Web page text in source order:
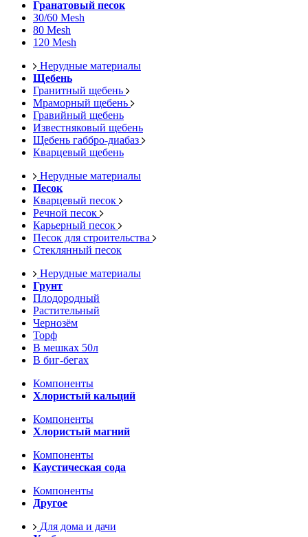
Гранатовый песок
30/60 Mesh
80 Mesh
120 Mesh
Нерудные материалы
Щебень
Гранитный щебень
Мраморный щебень
Гравийный щебень
Известняковый щебень
Щебень габбро-диабаз
Кварцевый щебень
Нерудные материалы
Песок
Кварцевый песок
Речной песок
Карьерный песок
Песок для строительства
Стеклянный песок
Нерудные материалы
Грунт
Плодородный
Растительный
Чернозём
Торф
В мешках 50л
В биг-бегах
Компоненты
Хлористый кальций
Компоненты
Хлористый магний
Компоненты
Каустическая сода
Компоненты
Другое
Для дома и дачи